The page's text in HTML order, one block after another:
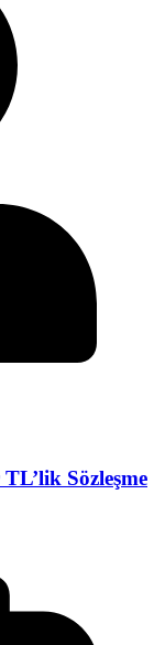
Sözleşme